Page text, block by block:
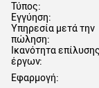
Τύπος:
Εγγύηση:
Υπηρεσία μετά την
πώληση:
Ικανότητα επίλυσης
έργων:
Εφαρμογή: